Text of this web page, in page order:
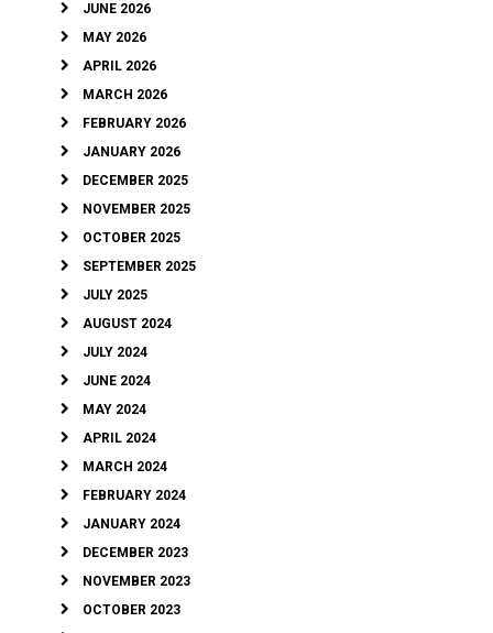
JUNE 2026
MAY 2026
APRIL 2026
MARCH 2026
FEBRUARY 2026
JANUARY 2026
DECEMBER 2025
NOVEMBER 2025
OCTOBER 2025
SEPTEMBER 2025
JULY 2025
AUGUST 2024
JULY 2024
JUNE 2024
MAY 2024
APRIL 2024
MARCH 2024
FEBRUARY 2024
JANUARY 2024
DECEMBER 2023
NOVEMBER 2023
OCTOBER 2023